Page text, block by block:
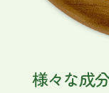
様々な成